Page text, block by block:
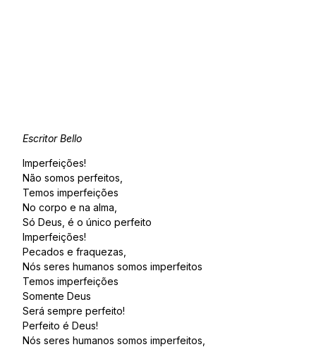
Escritor Bello
Imperfeições!
Não somos perfeitos,
Temos imperfeições
No corpo e na alma,
Só Deus, é o único perfeito
Imperfeições!
Pecados e fraquezas,
Nós seres humanos somos imperfeitos
Temos imperfeições
Somente Deus
Será sempre perfeito!
Perfeito é Deus!
Nós seres humanos somos imperfeitos,